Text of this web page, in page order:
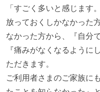
「すごく多いと感じます
放っておくしかなかった
なかった方から、『自分
『痛みがなくなるように
ただきます。
ご利用者さまのご家族に